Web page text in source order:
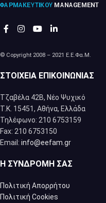
© Copyright 2008 – 2021 Ε.Ε.Φα.Μ.
ΣΤΟΙΧΕΊΑ ΕΠΙΚΟΙΝΩΝΊΑΣ
Τζαβέλα 42Β, Νέο Ψυχικό
Τ.Κ. 15451, Αθήνα, Eλλάδα
Τηλέφωνο: 210 6753159
Fax: 210 6753150
Email: info@eefam.gr
Η ΣΥΝΔΡΟΜΉ ΣΑΣ
Πολιτική Απορρήτου
Πολιτική Cookies